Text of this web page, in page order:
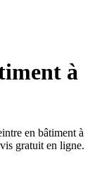
à
en bâtiment à
gratuit en ligne.